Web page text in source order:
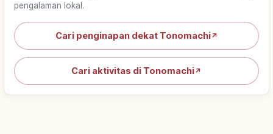
pengalaman lokal.
Cari penginapan dekat Tonomachi↗
Cari aktivitas di Tonomachi↗